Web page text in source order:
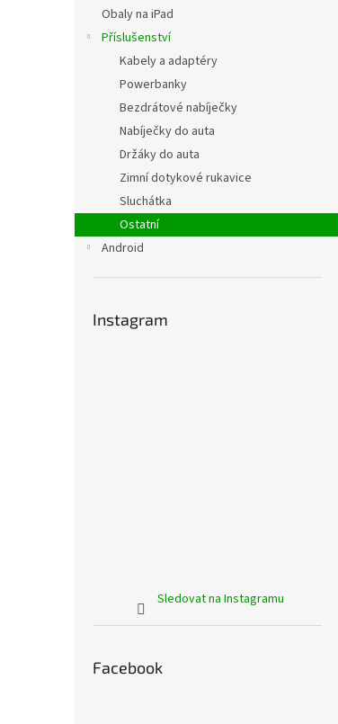
Obaly na iPad
Příslušenství
Kabely a adaptéry
Powerbanky
Bezdrátové nabíječky
Nabíječky do auta
Držáky do auta
Zimní dotykové rukavice
Sluchátka
Ostatní
Android
Instagram
Sledovat na Instagramu
Facebook